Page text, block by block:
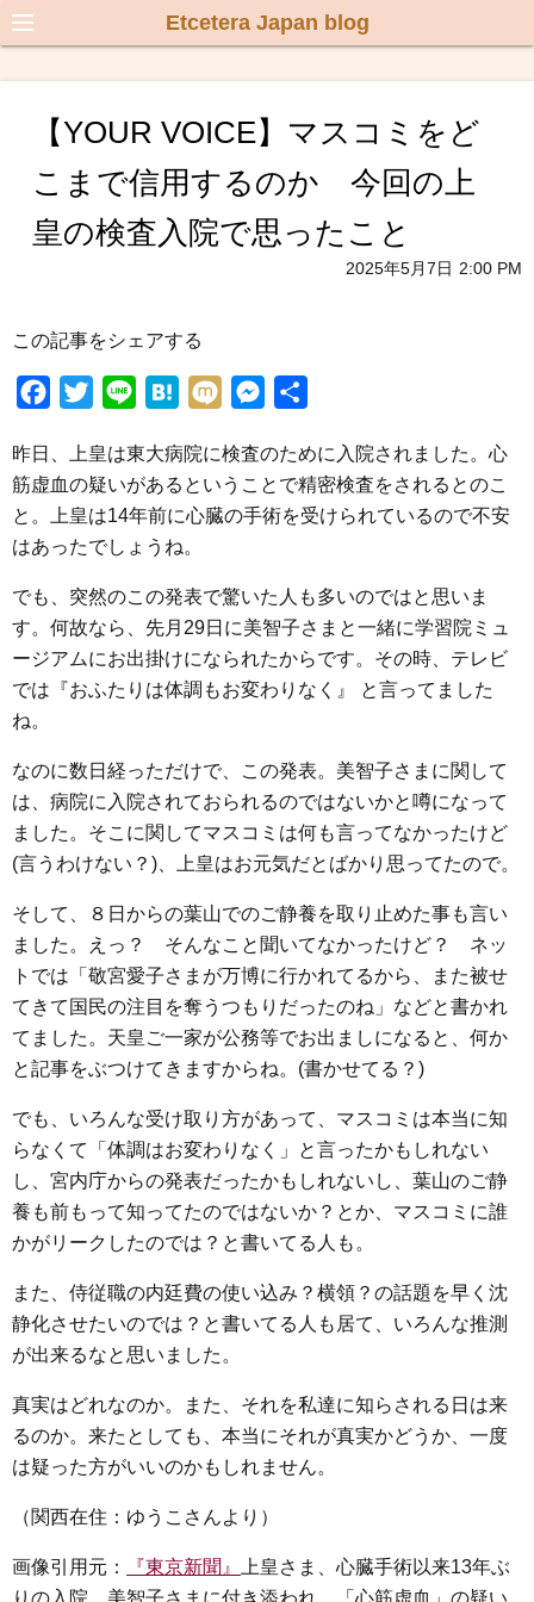
Etcetera Japan blog
【YOUR VOICE】マスコミをど
こまで信用するのか 今回の上
皇の検査入院で思ったこと
2025年5月7日 2:00 PM
この記事をシェアする
c
e
b
o
k
i
t
t
e
r
n
e
H
t
e
n
a
M
x
i
s
s
e
g
e
r
昨日、上皇は東大病院に検査のために入院されました。心
筋虚血の疑いがあるということで精密検査をされるとのこ
と。上皇は14年前に心臓の手術を受けられているので不安
はあったでしょうね。
でも、突然のこの発表で驚いた人も多いのではと思いま
す。何故なら、先月29日に美智子さまと一緒に学習院ミュ
ージアムにお出掛けになられたからです。その時、テレビ
では『おふたりは体調もお変わりなく』 と言ってました
ね。
なのに数日経っただけで、この発表。美智子さまに関して
は、病院に入院されておられるのではないかと噂になって
ました。そこに関してマスコミは何も言ってなかったけど
(言うわけない？)、上皇はお元気だとばかり思ってたので。
そして、８日からの葉山でのご静養を取り止めた事も言い
ました。えっ？ そんなこと聞いてなかったけど？ ネッ
トでは「敬宮愛子さまが万博に行かれてるから、また被せ
てきて国民の注目を奪うつもりだったのね」などと書かれ
てました。天皇ご一家が公務等でお出ましになると、何か
と記事をぶつけてきますからね。(書かせてる？)
でも、いろんな受け取り方があって、マスコミは本当に知
らなくて「体調はお変わりなく」と言ったかもしれない
し、宮内庁からの発表だったかもしれないし、葉山のご静
養も前もって知ってたのではないか？とか、マスコミに誰
かがリークしたのでは？と書いてる人も。
また、侍従職の内廷費の使い込み？横領？の話題を早く沈
静化させたいのでは？と書いてる人も居て、いろんな推測
が出来るなと思いました。
真実はどれなのか。また、それを私達に知らされる日は来
るのか。来たとしても、本当にそれが真実かどうか、一度
は疑った方がいいのかもしれません。
（関西在住：ゆうこさんより）
画像引用元： 『東京新聞』
上皇さま、心臓手術以来13年ぶ
りの入院 美智子さまに付き添われ、「心筋虚血」の疑い